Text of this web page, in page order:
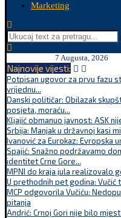
Marketing
7 Augusta, 2026
Najnovije vijesti:
Potpisan ugovor za prvu fazu
vrijednu...
Danski političar: Obilazak
posjeta, moraću...
Kljajić obmanuo javnost: ASK
Srbija: Manjak u državnoj kasi
Ivanović za Eurokaz: Evropska
Spajić: Snažno podržavamo
identitet Crne Gore...
MPNI do kraja jula realizovalo
U prethodnih pet godina: Vučić
MCP odgovorila Vučiću:
pitanja
Andrić: Crnoj Gori nije bilo